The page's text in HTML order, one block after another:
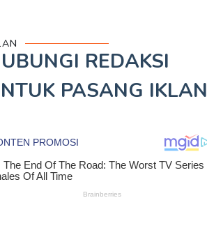
REDAKSI
PASANG IKLAN